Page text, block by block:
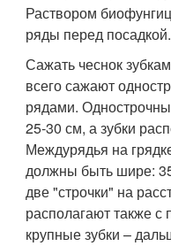
Раствором
ряды перед посадкой.
Сажать чеснок
всего сажают
рядами.
25-30 см, а зубки
Междурядья на
должны быть шире:
две "строчки" на
располагают также
крупные зубки –